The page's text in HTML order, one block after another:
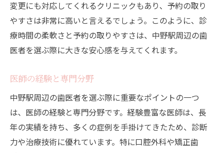
リマインダー機能の活用
中野駅周辺の歯医者予約時に押さえておきたい
ポイント
診療内容の確認
事前に必要な書類や情報
初診時の流れと所要時間
駐車場や交通手段の確認
診療費用の目安
変更にも対応してくれるクリニックもあり、予約の取り
やすさは非常に高いと言えるでしょう。このように、診
療時間の柔軟さと予約の取りやすさは、中野駅周辺の歯
医者を選ぶ際に大きな安心感を与えてくれます。
医師の経験と専門分野
中野駅周辺の歯医者を選ぶ際に重要なポイントの一つ
は、医師の経験と専門分野です。経験豊富な医師は、長
年の実績を持ち、多くの症例を手掛けてきたため、診断
力や治療技術に優れています。特に口腔外科や矯正歯